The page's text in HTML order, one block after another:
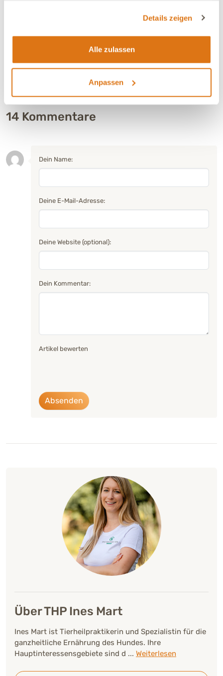
Details zeigen
Alle zulassen
Anpassen
2 3(5%)
14 Kommentare
Dein Name:
Deine E-Mail-Adresse:
Deine Website (optional):
Dein Kommentar:
Artikel bewerten
Absenden
Über THP Ines Mart
Ines Mart ist Tierheilpraktikerin und Spezialistin für die
ganzheitliche Ernährung des Hundes. Ihre
Hauptinteressensgebiete sind d ... Weiterlesen